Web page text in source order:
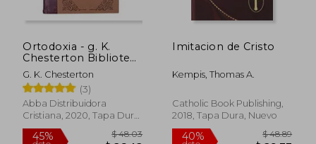
Ortodoxia - g. K.
Chesterton Biblioteca
de Clásicos Cristianos
G. K. Chesterton
(3)
Abba Distribuidora
Cristiana, 2020, Tapa Dura,
Nuevo
Imitacion de Cristo
Kempis, Thomas A.
Catholic Book Publishing,
2018, Tapa Dura, Nuevo